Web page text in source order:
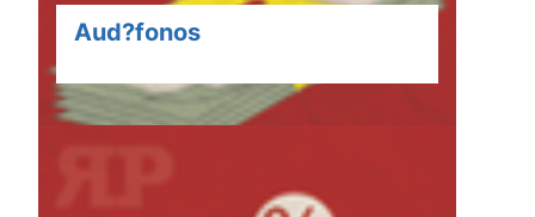
Aud?fonos